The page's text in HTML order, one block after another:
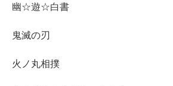
幽☆遊☆白書
鬼滅の刃
火ノ丸相撲